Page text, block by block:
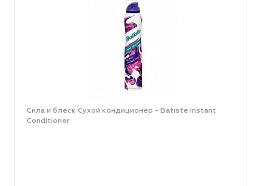
Сила и блеск Сухой кондиционер - Batiste Instant
Conditioner